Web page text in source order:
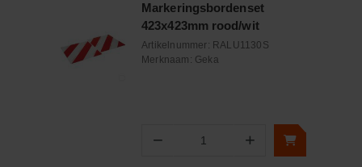
Markeringsbordenset
423x423mm rood/wit
Artikelnummer: RALU1130S
Merknaam: Geka
− Aantal +